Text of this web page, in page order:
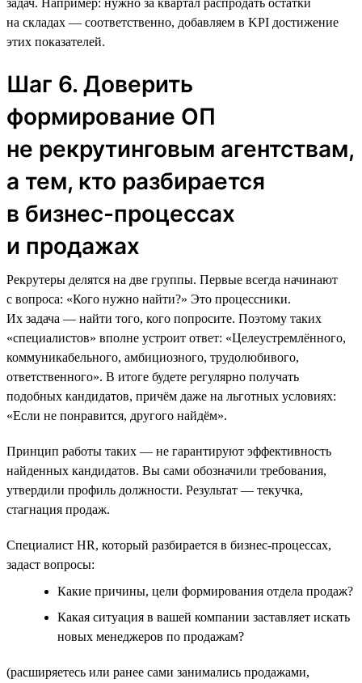
на складах — соответственно, добавляем в KPI достижение
этих показателей.
Шаг 6. Доверить
формирование ОП
не рекрутинговым агентствам,
а тем, кто разбирается
в бизнес-процессах
и продажах
Рекрутеры делятся на две группы. Первые всегда начинают
с вопроса: «Кого нужно найти?» Это процессники.
Их задача — найти того, кого попросите. Поэтому таких
«специалистов» вполне устроит ответ: «Целеустремлённого,
коммуникабельного, амбициозного, трудолюбивого,
ответственного». В итоге будете регулярно получать
подобных кандидатов, причём даже на льготных условиях:
«Если не понравится, другого найдём».
Принцип работы таких — не гарантируют эффективность
найденных кандидатов. Вы сами обозначили требования,
утвердили профиль должности. Результат — текучка,
стагнация продаж.
Специалист HR, который разбирается в бизнес-процессах,
задаст вопросы:
Какие причины, цели формирования отдела продаж?
Какая ситуация в вашей компании заставляет искать
новых менеджеров по продажам?
(расширяетесь или ранее сами занимались продажами,